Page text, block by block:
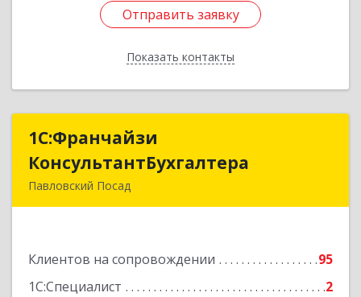
Отправить заявку
Показать контакты
Отправить заявку
Назад
1С:Франчайзи
КонсультантБухгалтера
Павловский Посад
Клиентов на сопровождении
95
1С:Специалист
2
КонсультантБухгалтера
Подробнее